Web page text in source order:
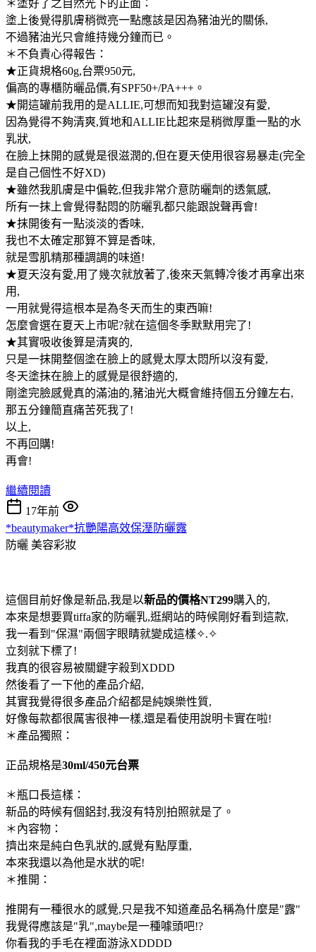
＊塗好了之自然光下的正面：
塗上後覺得肌膚稍微亮一點應該是因為豬油光的關係,
不過豬油光只會維持幾分鐘而已。
＊不負責心得報告：
★正貨規格60g,台票950元,
偏高的專櫃防曬品價,有SPF50+/PA+++。
★開這罐前我用的是ALLIE,可想而知我對這罐沒有愛,
因為覺得不夠清爽,質地和ALLIE比起來是稍微厚重一點的水
乳狀,
在臉上抹開的感覺是很滋潤的,但在夏天使用很容易暴走(完全
是自己個性不好XD)
★雖然我肌膚是中偏乾,但我非常介意防曬劑的透氣感,
所有一抹上會覺得黏悶的防曬乳都只能跟說聲再會!
★抹開後有一點淡淡的香味,
我也不太確定那算不算是香味,
就是雪肌精那種調調的味道!
★夏天沒有愛,用了幾次就放著了,後來天氣轉冷後才再拿出來
用,
一用就覺得這根本是為冬天而生的東西嘛!
怎麼會選在夏天上市呢?就在這個冬季默默用完了!
★其實吸收後算是清爽的,
只是一抹開整個塗在臉上的感覺太厚太悶所以沒有愛,
冬天塗抹在臉上的感覺是很舒適的,
剛塗完臉感覺真的滿油的,豬油光大概會維持個五分鐘左右,
那五分鐘簡直痛苦死我了!
以上,
不再回購!
再會!
繼續閱讀
17年前
*beautymaker*抗艷陽高效保溼防曬露
防曬 美容彩妝
這個目前好像是新品,我是以新品的價格NT299購入的,
本來是想要買tiffa家的防曬乳,逛網站的時候剛好看到這款,
我一看到"保濕"兩個字眼睛就變成這樣✧.✧
立刻就下標了!
我真的很容易被關鍵字殺到XDDD
然後看了一下他的產品介紹,
其實我覺得很多產品介紹都是純娛樂性質,
好像每款都很厲害很神一樣,還是看使用說明卡實在啦!
＊產品獨照：
正品規格是30ml/450元台票
＊瓶口長這樣：
新品的時候有個鋁封,我沒有特別拍照就是了。
＊內容物：
擠出來是純白色乳狀的,感覺有點厚重,
本來我還以為他是水狀的呢!
＊推開：
推開有一種很水的感覺,只是我不知道產品名稱為什麼是"露"
我覺得應該是"乳",maybe是一種噱頭吧!?
你看我的手毛在裡面游泳XDDDD